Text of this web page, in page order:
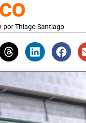
porThiago Santiago